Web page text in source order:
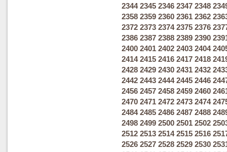
2344 2345 2346 2347 2348
2358 2359 2360 2361 2362
2372 2373 2374 2375 2376
2386 2387 2388 2389 2390
2400 2401 2402 2403 2404
2414 2415 2416 2417 2418
2428 2429 2430 2431 2432
2442 2443 2444 2445 2446
2456 2457 2458 2459 2460
2470 2471 2472 2473 2474
2484 2485 2486 2487 2488
2498 2499 2500 2501 2502
2512 2513 2514 2515 2516
2526 2527 2528 2529 2530